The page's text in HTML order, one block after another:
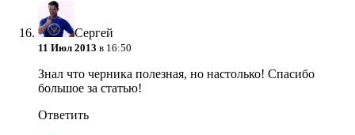
Сергей
11 Июл 2013 в 16:50
Знал что черника полезная, но настолько! Спасибо
большое за статью!
Ответить